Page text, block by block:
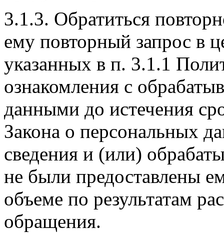
3.1.3. Обратиться
ему повторный запрос в
указанных в п. 3.1.1
ознакомления с
данными до истечения
Закона о персональных
сведения и (или)
не были предоставлены
объеме по результатам
обращения.